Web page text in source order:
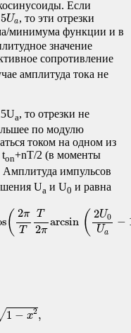
Если
Ua
a
, то эти отрезки
минимума функции и в
значение
сопротивление
амплитуда тока не
a, то отрезки не
по модулю
током на одном из
ton+nT/2 (в моменты
импульсов
Ua и U0 и равна
( 2π
T
T
2π
arcsin ( 2U0
Ua
−
T 2π arcsin a−1))
1 − x2,